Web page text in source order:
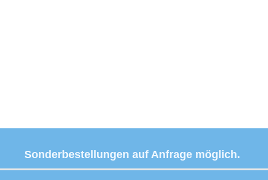
Sonderbestellungen auf Anfrage möglich.